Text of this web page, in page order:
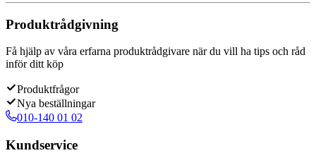
Produktrådgivning
Få hjälp av våra erfarna produktrådgivare när du vill ha tips och råd
inför ditt köp
Produktfrågor
Nya beställningar
010-140 01 02
Kundservice